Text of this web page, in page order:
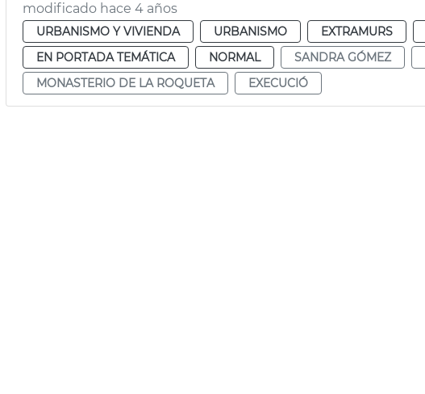
modificado hace 4 años
URBANISMO Y VIVIENDA URBANISMO EXTRAMURS
EN PORTADA TEMÁTICA
NORMAL SANDRA GÓMEZ
MONASTERIO DE LA ROQUETA
EXECUCIÓ